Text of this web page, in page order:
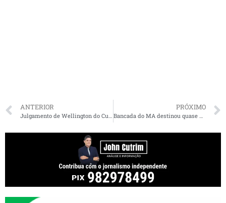
ANTERIOR PRÓXIMO